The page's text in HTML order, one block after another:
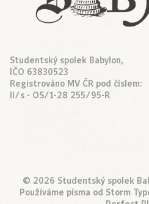
Studentský spolek Babylon,
IČO 63830523
Registrováno MV ČR pod číslem:
II/s - OS/1-28 255/95-R
© 2026 Studentský spolek
Používáme písma od Storm